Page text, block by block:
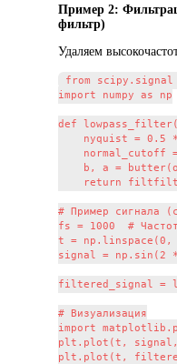
Пример 2:
фильтр)
Удаляем
from
import numpy as np
def
nyquist = 0.5
normal_cutoff
b, a =
return
# Пример сигнала
fs = 1000  #
t = np.linspace(0,
signal = np.sin(2
filtered_signal =
# Визуализация
import
plt.plot(t, signal,
plt.plot(t,